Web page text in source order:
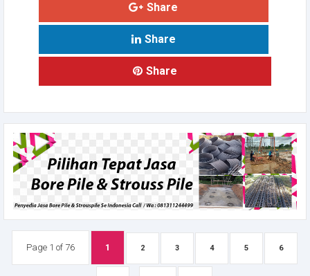
Share
Share
Share
Page 1 of 76 1 2 3 4 5 6